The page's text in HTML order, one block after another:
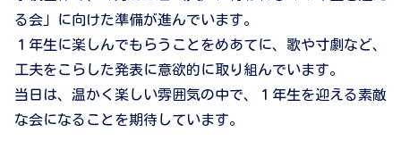
る会」に向けた準備が進んでいます。
１年生に楽しんでもらうことをめあてに、歌や寸劇など、
工夫をこらした発表に意欲的に取り組んでいます。
当日は、温かく楽しい雰囲気の中で、１年生を迎える素敵
な会になることを期待しています。